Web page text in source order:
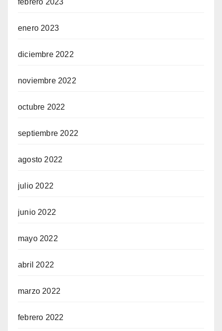
enero 2023
diciembre 2022
noviembre 2022
octubre 2022
septiembre 2022
agosto 2022
julio 2022
junio 2022
mayo 2022
abril 2022
marzo 2022
febrero 2022